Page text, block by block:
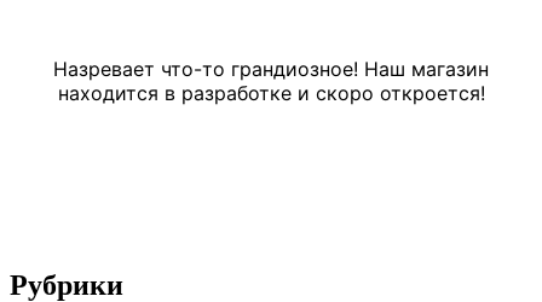
Назревает что-то грандиозное! Наш магазин
находится в разработке и скоро откроется!
Рубрики